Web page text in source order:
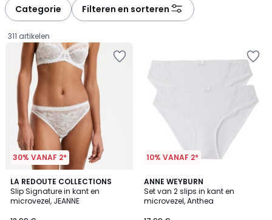
Categorie Filteren en sorteren
311 artikelen
30% VANAF 2*
LA REDOUTE COLLECTIONS
Slip Signature in kant en
microvezel, JEANNE
4.8
/ 5
5
Kleuren
10% VANAF 2*
ANNE WEYBURN
Set van 2 slips in kant en
microvezel, Anthea
4.6
/ 5
6
Kleuren